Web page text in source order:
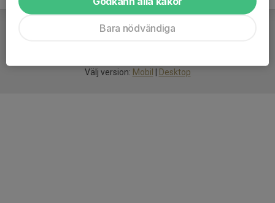
Välj version: Mobil Desktop
Bara nödvändiga